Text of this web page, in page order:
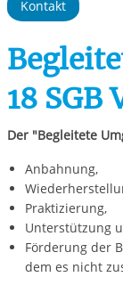
Kontakt
18 SGB
Der "Begleitete
Anbahnung,
Praktizierung,
Unterstützung
Förderung der
dem es nicht